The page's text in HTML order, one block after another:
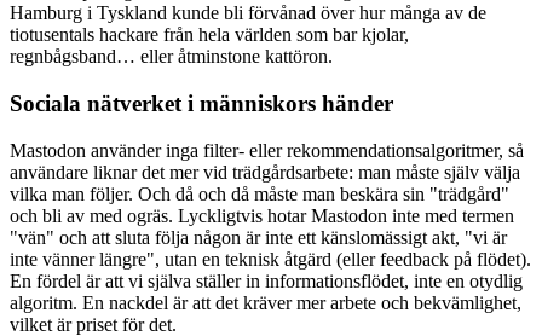
Hamburg i Tyskland kunde bli förvånad över hur många av de
tiotusentals hackare från hela världen som bar kjolar,
regnbågsband… eller åtminstone kattöron.
Sociala nätverket i människors händer
Mastodon använder inga filter- eller rekommendationsalgoritmer, så
användare liknar det mer vid trädgårdsarbete: man måste själv välja
vilka man följer. Och då och då måste man beskära sin "trädgård"
och bli av med ogräs. Lyckligtvis hotar Mastodon inte med termen
"vän" och att sluta följa någon är inte ett känslomässigt akt, "vi är
inte vänner längre", utan en teknisk åtgärd (eller feedback på flödet).
En fördel är att vi själva ställer in informationsflödet, inte en otydlig
algoritm. En nackdel är att det kräver mer arbete och bekvämlighet,
vilket är priset för det.